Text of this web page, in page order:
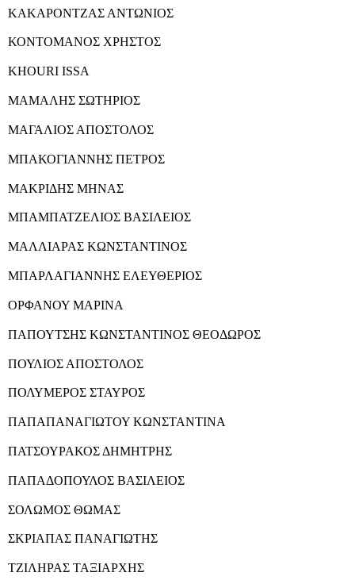
ΚΑΚΑΡΟΝΤΖΑΣ ΑΝΤΩΝΙΟΣ
ΚΟΝΤΟΜΑΝΟΣ ΧΡΗΣΤΟΣ
KHOURI ISSA
ΜΑΜΑΛΗΣ ΣΩΤΗΡΙΟΣ
ΜΑΓΑΛΙΟΣ ΑΠΟΣΤΟΛΟΣ
ΜΠΑΚΟΓΙΑΝΝΗΣ ΠΕΤΡΟΣ
ΜΑΚΡΙΔΗΣ ΜΗΝΑΣ
ΜΠΑΜΠΑΤΖΕΛΙΟΣ ΒΑΣΙΛΕΙΟΣ
ΜΑΛΛΙΑΡΑΣ ΚΩΝΣΤΑΝΤΙΝΟΣ
ΜΠΑΡΛΑΓΙΑΝΝΗΣ ΕΛΕΥΘΕΡΙΟΣ
ΟΡΦΑΝΟΥ ΜΑΡΙΝΑ
ΠΑΠΟΥΤΣΗΣ ΚΩΝΣΤΑΝΤΙΝΟΣ ΘΕΟΔΩΡΟΣ
ΠΟΥΛΙΟΣ ΑΠΟΣΤΟΛΟΣ
ΠΟΛΥΜΕΡΟΣ ΣΤΑΥΡΟΣ
ΠΑΠΑΠΑΝΑΓΙΩΤΟΥ ΚΩΝΣΤΑΝΤΙΝΑ
ΠΑΤΣΟΥΡΑΚΟΣ ΔΗΜΗΤΡΗΣ
ΠΑΠΑΔΟΠΟΥΛΟΣ ΒΑΣΙΛΕΙΟΣ
ΣΟΛΩΜΟΣ ΘΩΜΑΣ
ΣΚΡΙΑΠΑΣ ΠΑΝΑΓΙΩΤΗΣ
ΤΖΙΛΗΡΑΣ ΤΑΞΙΑΡΧΗΣ